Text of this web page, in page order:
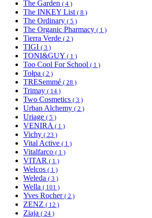
The Garden ( 4 )
The INKEY List ( 8 )
The Ordinary ( 5 )
The Organic Pharmacy ( 1 )
Tierra Verde ( 2 )
TIGI ( 3 )
TONI&GUY ( 1 )
Too Cool For School ( 1 )
Tołpa ( 2 )
TRESemmé ( 28 )
Trimay ( 14 )
Two Cosmetics ( 3 )
Urban Alchemy ( 2 )
Uriage ( 5 )
VENIRA ( 1 )
Vichy ( 23 )
Vital Active ( 1 )
Vitalfarco ( 1 )
VITAR ( 1 )
Welcos ( 1 )
Weleda ( 3 )
Wella ( 101 )
Yves Rocher ( 2 )
ZENZ ( 12 )
Ziaja ( 24 )